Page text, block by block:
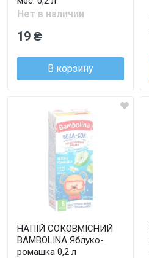
Нет в наличии
19 ₴
В корзину
НАПІЙ СОКОВМІСНИЙ
BAMBOLINA Яблуко-
ромашка 0,2 л